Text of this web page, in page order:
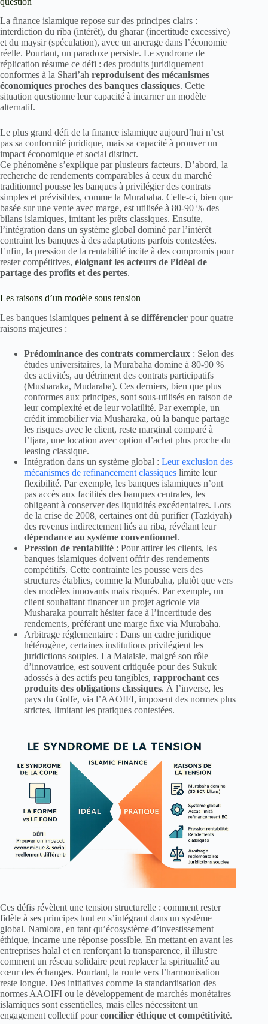
La finance islamique repose sur des principes clairs :
interdiction du riba (intérêt), du gharar (incertitude excessive)
et du maysir (spéculation), avec un ancrage dans l’économie
réelle. Pourtant, un paradoxe persiste. Le syndrome de
réplication résume ce défi : des produits juridiquement
conformes à la Shari’ah reproduisent des mécanismes
économiques proches des banques classiques. Cette
situation questionne leur capacité à incarner un modèle
alternatif.
Le plus grand défi de la finance islamique aujourd’hui n’est
pas sa conformité juridique, mais sa capacité à prouver un
impact économique et social distinct.
Ce phénomène s’explique par plusieurs facteurs. D’abord, la
recherche de rendements comparables à ceux du marché
traditionnel pousse les banques à privilégier des contrats
simples et prévisibles, comme la Murabaha. Celle-ci, bien que
basée sur une vente avec marge, est utilisée à 80-90 % des
bilans islamiques, imitant les prêts classiques. Ensuite,
l’intégration dans un système global dominé par l’intérêt
contraint les banques à des adaptations parfois contestées.
Enfin, la pression de la rentabilité incite à des compromis pour
rester compétitives, éloignant les acteurs de l’idéal de
partage des profits et des pertes.
Les raisons d’un modèle sous tension
Les banques islamiques peinent à se différencier pour quatre
raisons majeures :
Prédominance des contrats commerciaux : Selon des
études universitaires, la Murabaha domine à 80-90 %
des activités, au détriment des contrats participatifs
(Musharaka, Mudaraba). Ces derniers, bien que plus
conformes aux principes, sont sous-utilisés en raison de
leur complexité et de leur volatilité. Par exemple, un
crédit immobilier via Musharaka, où la banque partage
les risques avec le client, reste marginal comparé à
l’Ijara, une location avec option d’achat plus proche du
leasing classique.
Intégration dans un système global : Leur exclusion des
mécanismes de refinancement classiques limite leur
flexibilité. Par exemple, les banques islamiques n’ont
pas accès aux facilités des banques centrales, les
obligeant à conserver des liquidités excédentaires. Lors
de la crise de 2008, certaines ont dû purifier (Tazkiyah)
des revenus indirectement liés au riba, révélant leur
dépendance au système conventionnel.
Pression de rentabilité : Pour attirer les clients, les
banques islamiques doivent offrir des rendements
compétitifs. Cette contrainte les pousse vers des
structures établies, comme la Murabaha, plutôt que vers
des modèles innovants mais risqués. Par exemple, un
client souhaitant financer un projet agricole via
Musharaka pourrait hésiter face à l’incertitude des
rendements, préférant une marge fixe via Murabaha.
Arbitrage réglementaire : Dans un cadre juridique
hétérogène, certaines institutions privilégient les
juridictions souples. La Malaisie, malgré son rôle
d’innovatrice, est souvent critiquée pour des Sukuk
adossés à des actifs peu tangibles, rapprochant ces
produits des obligations classiques. À l’inverse, les
pays du Golfe, via l’AAOIFI, imposent des normes plus
strictes, limitant les pratiques contestées.
Ces défis révèlent une tension structurelle : comment rester
fidèle à ses principes tout en s’intégrant dans un système
global. Namlora, en tant qu’écosystème d’investissement
éthique, incarne une réponse possible. En mettant en avant les
entreprises halal et en renforçant la transparence, il illustre
comment un réseau solidaire peut replacer la spiritualité au
cœur des échanges. Pourtant, la route vers l’harmonisation
reste longue. Des initiatives comme la standardisation des
normes AAOIFI ou le développement de marchés monétaires
islamiques sont essentielles, mais elles nécessitent un
engagement collectif pourconcilier éthique et compétitivité.